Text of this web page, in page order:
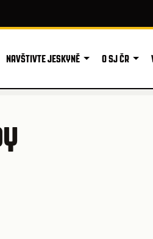
NAVŠTIVTE JESKYNĚ O SJ ČR